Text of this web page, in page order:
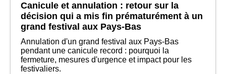
Canicule et annulation : retour sur la
décision qui a mis fin prématurément à un
grand festival aux Pays-Bas
Annulation d'un grand festival aux Pays-Bas
pendant une canicule record : pourquoi la
fermeture, mesures d'urgence et impact pour les
festivaliers.